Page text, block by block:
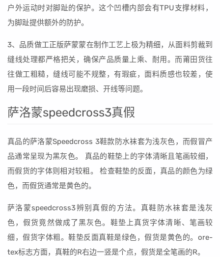
户外运动时对脚趾的保护。这个凹槽内部会有TPU支撑材料，
为脚趾提供额外的防护。
3、品质做工正版萨蒙蒙在制作工艺上极为精细，从面料剪裁到
缝线处理都严格把关，确保产品质量上乘、耐用。而莆田货往
往做工粗糙，缝线可能不规整，有瑕疵，面料质感也较差，使
用一段时间后容易出现磨损、开线等问题。
萨洛蒙speedcross3真假
真品的萨洛蒙Speedcross 3鞋款防水袜套为浅灰色，而假冒产
品通常呈现为黑灰色。 真品的鞋垫上的字体清晰且笔画较细，
而假货的字体则相对较粗。 检查鞋垫的反面，真品的颜色为绿
色，而假货通常是黄色的。
萨洛蒙speedcross3辨别真假的方法。真鞋防水袜套是浅灰
色，假货竟然做成了黑灰色。鞋垫上真货字体清晰、笔画较
细，假货字体粗。鞋垫反面真鞋是绿色，假货是黄色的。ore-
tex标志方面，真鞋的R右边一竖是个点，假货是全笔画的R。